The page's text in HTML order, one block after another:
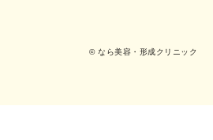
© なら美容・形成クリニック